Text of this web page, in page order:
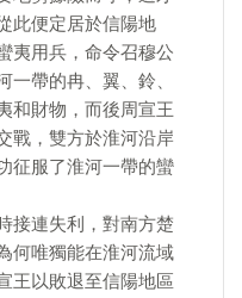
此便定居於信陽地
夷用兵，命令召穆公
帶的冉、翼、鈴、
和財物，而後周宣王
戰，雙方於淮河沿岸
征服了淮河一帶的蠻
接連失利，對南方楚
何唯獨能在淮河流域
王以敗退至信陽地區